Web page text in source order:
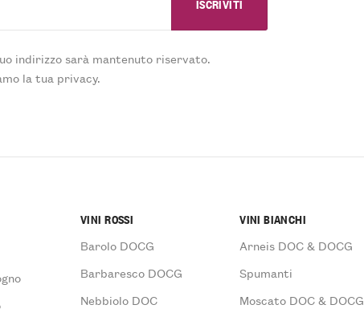
indirizzo sarà mantenuto riservato.
la tua privacy.
VINI ROSSI
Barolo DOCG
Barbaresco DOCG
Nebbiolo DOC
VINI BIANCHI
Arneis DOC & DOCG
Spumanti
Moscato DOC & DOCG